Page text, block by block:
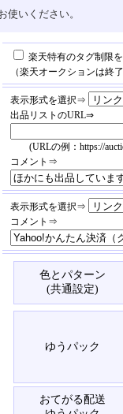
使いください。
楽天特有のタグ制限
（楽天オークションは終
表示形式を選択⇒
出品リストのURL⇒
(URLの例：https://
コメント⇒
表示形式を選択⇒
コメント⇒
色とパターン
(共通設定)
ゆうパック
おてがる配送